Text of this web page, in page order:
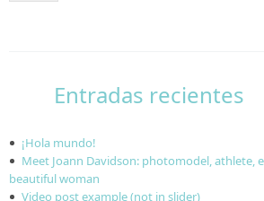
Entradas recientes
¡Hola mundo!
Meet Joann Davidson: photomodel, athlete,
beautiful woman
Video post example (not in slider)